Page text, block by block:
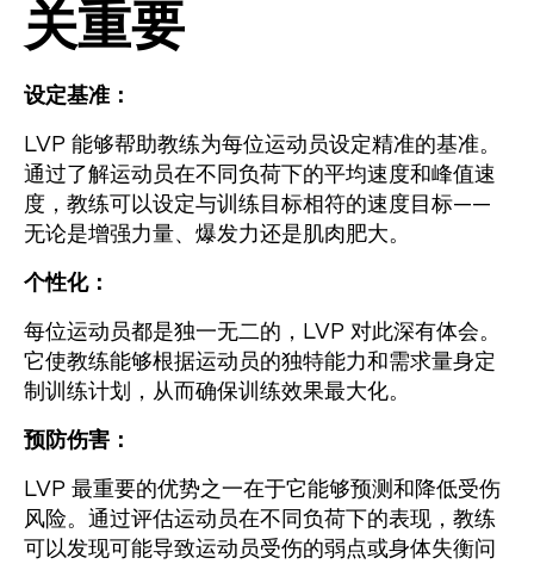
关重要
设定基准：
LVP 能够帮助教练为每位运动员设定精准的基准。
通过了解运动员在不同负荷下的平均速度和峰值速
度，教练可以设定与训练目标相符的速度目标——
无论是增强力量、爆发力还是肌肉肥大。
个性化：
每位运动员都是独一无二的，LVP 对此深有体会。
它使教练能够根据运动员的独特能力和需求量身定
制训练计划，从而确保训练效果最大化。
预防伤害：
LVP 最重要的优势之一在于它能够预测和降低受伤
风险。通过评估运动员在不同负荷下的表现，教练
可以发现可能导致运动员受伤的弱点或身体失衡问